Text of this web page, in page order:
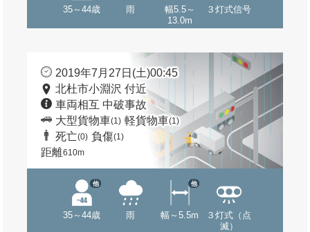
35～44歳 雨
幅5.5～
13.0m
３灯式信号
2019年7月27日(土)00:45
北杜市小淵沢 付近
車両相互 中破事故
大型貨物車(1) 軽貨物車(1)
死亡(0) 負傷(1)
距離610m
35～44歳
他
雨 幅～5.5m
他
３灯式（点
滅）